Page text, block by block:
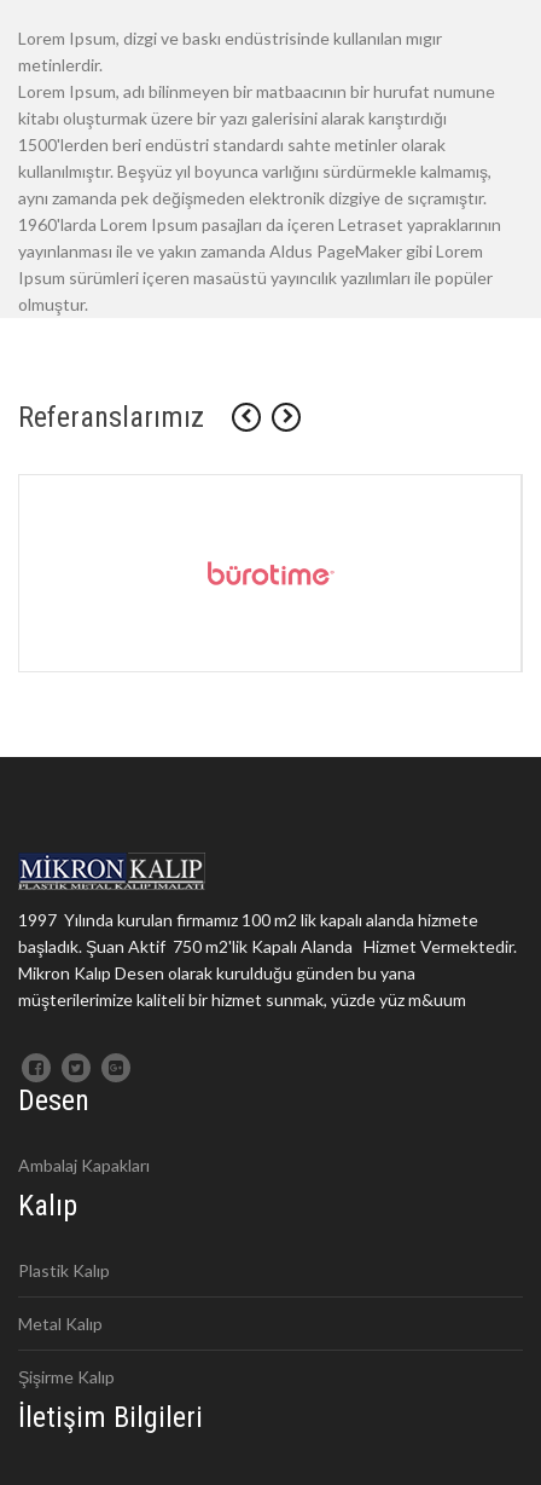
Lorem Ipsum, dizgi ve baskı endüstrisinde kullanılan mıgır
metinlerdir.
Lorem Ipsum, adı bilinmeyen bir matbaacının bir hurufat numune
kitabı oluşturmak üzere bir yazı galerisini alarak karıştırdığı
1500'lerden beri endüstri standardı sahte metinler olarak
kullanılmıştır. Beşyüz yıl boyunca varlığını sürdürmekle kalmamış,
aynı zamanda pek değişmeden elektronik dizgiye de sıçramıştır.
1960'larda Lorem Ipsum pasajları da içeren Letraset yapraklarının
yayınlanması ile ve yakın zamanda Aldus PageMaker gibi Lorem
Ipsum sürümleri içeren masaüstü yayıncılık yazılımları ile popüler
olmuştur.
Referanslarımız
1997 Yılında kurulan firmamız 100 m2 lik kapalı alanda hizmete
başladık. Şuan Aktif 750 m2'lik Kapalı Alanda Hizmet Vermektedir.
Mikron Kalıp Desen olarak kurulduğu günden bu yana
müşterilerimize kaliteli bir hizmet sunmak, yüzde yüz m&uum
Desen
Ambalaj Kapakları
Kalıp
Plastik Kalıp
Metal Kalıp
Şişirme Kalıp
İletişim Bilgileri